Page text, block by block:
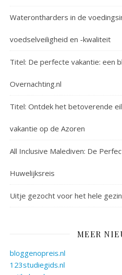
Waterontharders in de
voedselveiligheid en -kwaliteit
Titel: De perfecte vakantie: een
Overnachting.nl
Titel: Ontdek het betoverende
vakantie op de Azoren
All Inclusive Malediven: De
Huwelijksreis
Uitje gezocht voor het hele
MEER
bloggenopreis.nl
123studiegids.nl